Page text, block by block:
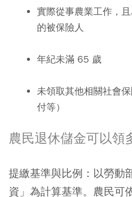
實際從事農業工作，
的被保險人
年紀未滿 65 歲
未領取其他相關社會
付等）
農民退休儲金可以領
提繳基準與比例：以勞動
資」為計算基準。農民可